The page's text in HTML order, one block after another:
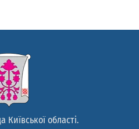
Київської області.